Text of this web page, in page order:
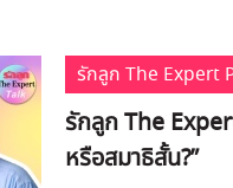
รักลูก The Expert
รักลูก The
หรือสมาธิสั้น?”